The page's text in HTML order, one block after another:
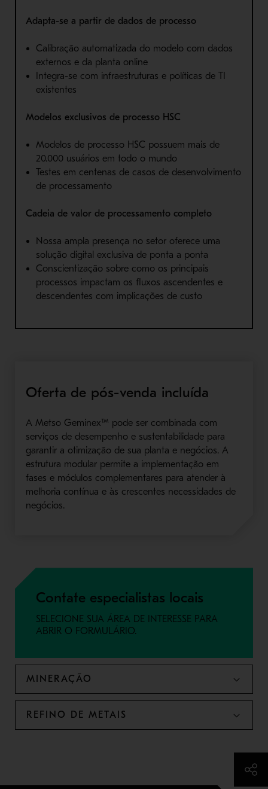
Adapta-se a partir de dados de processo
Calibração automatizada do modelo com dados
externos e da planta online
Integra-se com infraestruturas e políticas de TI
existentes
Modelos exclusivos de processo HSC
Modelos de processo HSC possuem mais de
20.000 usuários em todo o mundo
Testes em centenas de casos de desenvolvimento
de processamento
Cadeia de valor de processamento completo
Nossa ampla presença no setor oferece uma
solução digital exclusiva de ponta a ponta
Conscientização sobre como os principais
processos impactam os fluxos ascendentes e
descendentes com implicações de custo
Oferta de pós-venda incluída
A Metso Geminex™ pode ser combinada com
serviços de desempenho e sustentabilidade para
garantir a otimização de sua planta e negócios. A
estrutura modular permite a implementação em
fases e módulos complementares para atender à
melhoria contínua e às crescentes necessidades de
negócios.
Contate especialistas locais
SELECIONE SUA ÁREA DE INTERESSE PARA
ABRIR O FORMULÁRIO.
MINERAÇÃO
REFINO DE METAIS